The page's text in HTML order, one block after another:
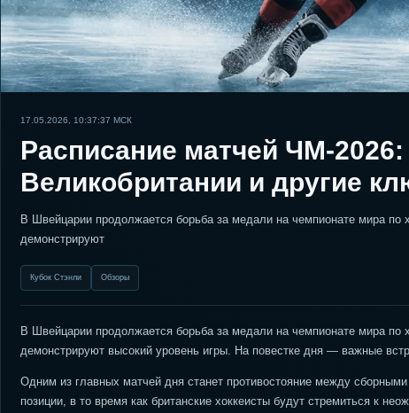
17.05.2026, 10:37:37 МСК
Расписание матчей ЧМ-
Великобритании и другие
В Швейцарии продолжается борьба за медали на чемпионате мира
демонстрируют
Кубок Стэнли Обзоры
В Швейцарии продолжается борьба за медали на чемпионате мира
демонстрируют высокий уровень игры. На повестке дня — важные
Одним из главных матчей дня станет противостояние между
позиции, в то время как британские хоккеисты будут стремиться к